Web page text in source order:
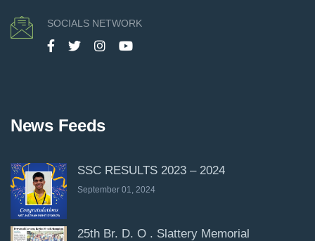
SOCIALS NETWORK
News Feeds
SSC RESULTS 2023 – 2024
September 01, 2024
25th Br. D. O . Slattery Memorial